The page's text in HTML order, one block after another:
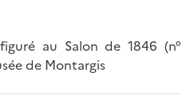
au Salon de 1846 (n°
de Montargis